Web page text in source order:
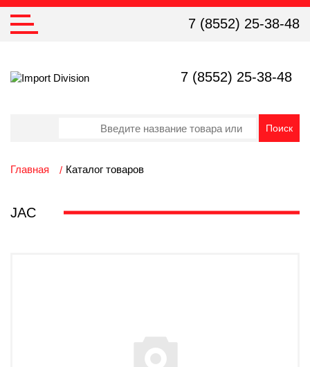
7 (8552) 25-38-48
7 (8552) 25-38-48
Главная Каталог товаров
JAC